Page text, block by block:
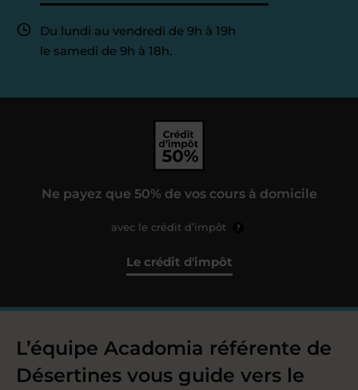
Du lundi au vendredi de 9h à 19h
le samedi de 9h à 18h.
Ne payez que 50% de vos cours à domicile
avec le crédit d’impôt ?
Le crédit d'impôt
L’équipe Acadomia référente de
Désertines vous guide vers le